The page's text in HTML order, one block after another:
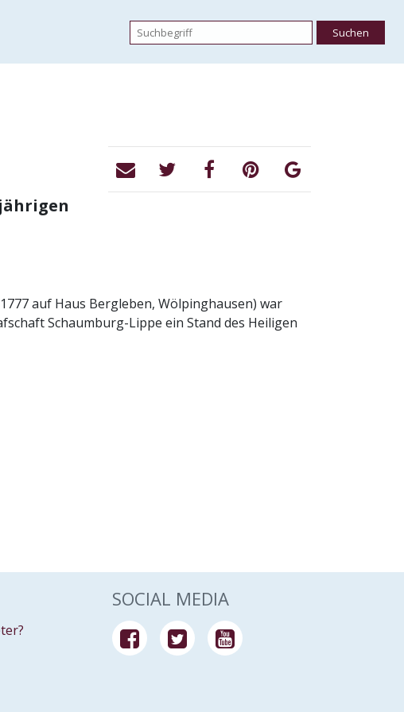
auf Haus Bergleben, Wölpinghausen) war
Schaumburg-Lippe ein Stand des Heiligen
SOCIAL MEDIA